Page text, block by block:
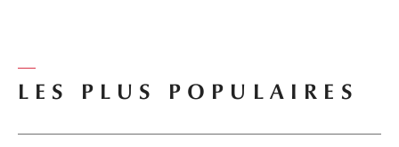
LES PLUS POPULAIRES